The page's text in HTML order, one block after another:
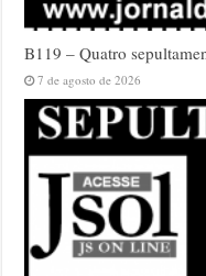
B119 – Quatro
7 de agosto de 2026